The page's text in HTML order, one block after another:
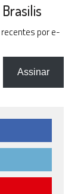
por e-
Assinar